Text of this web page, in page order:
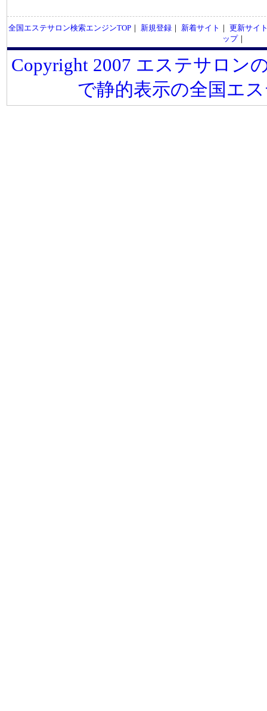
全国エステサロン検索エンジンTOP｜ 新規登録｜ 新着サイト ｜ 更新サイ
ップ｜
Copyright 2007 エステサロン
で静的表示の全国エ